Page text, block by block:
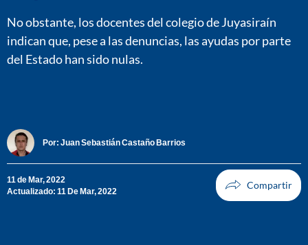
No obstante, los docentes del colegio de Juyasiraín
indican que, pese a las denuncias, las ayudas por parte
del Estado han sido nulas.
Por: Juan Sebastián Castaño Barrios
11 de Mar, 2022
Actualizado: 11 De Mar, 2022